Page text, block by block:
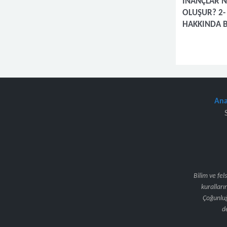
İNANÇLAR
OLUŞUR? 2-
HAKKINDA
Bilim ve